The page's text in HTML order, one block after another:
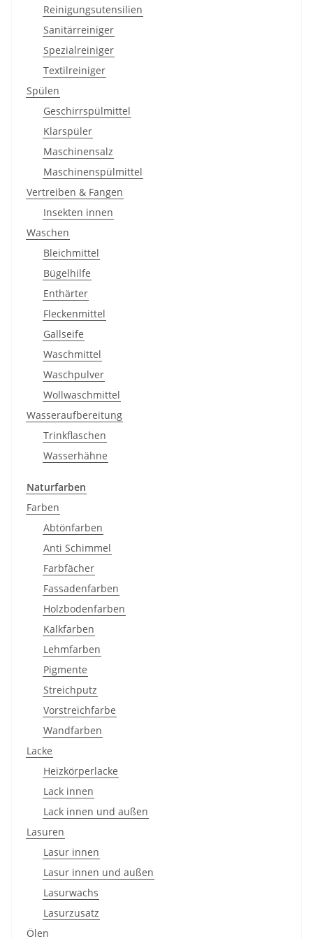
Reinigungsutensilien
Sanitärreiniger
Spezialreiniger
Textilreiniger
Spülen
Geschirrspülmittel
Klarspüler
Maschinensalz
Maschinenspülmittel
Vertreiben & Fangen
Insekten innen
Waschen
Bleichmittel
Bügelhilfe
Enthärter
Fleckenmittel
Gallseife
Waschmittel
Waschpulver
Wollwaschmittel
Wasseraufbereitung
Trinkflaschen
Wasserhähne
Naturfarben
Farben
Abtönfarben
Anti Schimmel
Farbfächer
Fassadenfarben
Holzbodenfarben
Kalkfarben
Lehmfarben
Pigmente
Streichputz
Vorstreichfarbe
Wandfarben
Lacke
Heizkörperlacke
Lack innen
Lack innen und außen
Lasuren
Lasur innen
Lasur innen und außen
Lasurwachs
Lasurzusatz
Ölen